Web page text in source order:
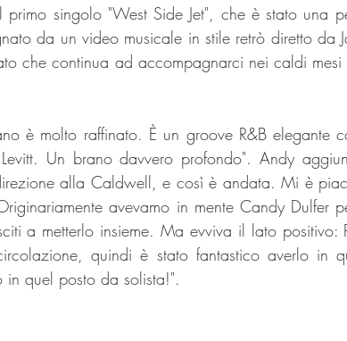
singolo "West Side Jet", che è stato una
da un video musicale in stile retrò diretto da
che continua ad accompagnarci nei caldi
è molto raffinato. È un groove R&B elegante
Un brano davvero profondo". Andy
alla Caldwell, e così è andata. Mi è
avevamo in mente Candy Dulfer
a metterlo insieme. Ma evviva il lato positivo:
quindi è stato fantastico averlo in
in quel posto da solista!".